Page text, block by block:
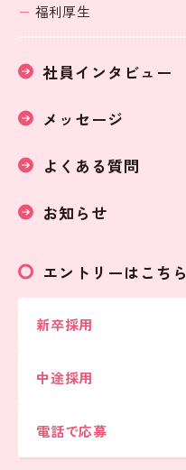
福利厚生
社員インタビュー
メッセージ
よくある質問
お知らせ
エントリーはこちら
新卒採用
中途採用
電話で応募